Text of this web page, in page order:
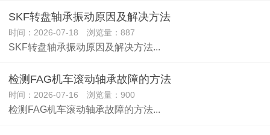
SKF转盘轴承振动原因及解决方法
时间：2026-07-18 浏览量：887
SKF转盘轴承振动原因及解决方法...
检测FAG机车滚动轴承故障的方法
时间：2026-07-16 浏览量：900
检测FAG机车滚动轴承故障的方法...